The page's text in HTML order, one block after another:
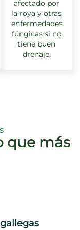
afectado por
la roya y otras
enfermedades
fúngicas si no
tiene buen
drenaje.
que más